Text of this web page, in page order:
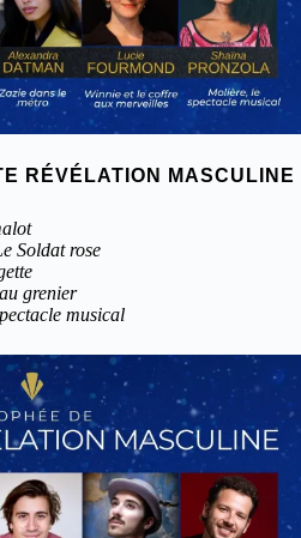
RÉVÉLATION MASCULINE
Soldat rose
grenier
musical